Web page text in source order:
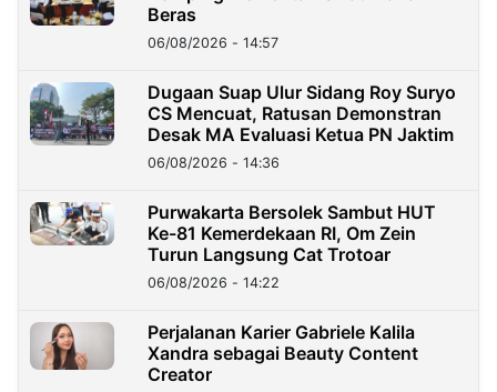
Beras
06/08/2026 - 14:57
Dugaan Suap Ulur Sidang Roy Suryo
CS Mencuat, Ratusan Demonstran
Desak MA Evaluasi Ketua PN Jaktim
06/08/2026 - 14:36
Purwakarta Bersolek Sambut HUT
Ke-81 Kemerdekaan RI, Om Zein
Turun Langsung Cat Trotoar
06/08/2026 - 14:22
Perjalanan Karier Gabriele Kalila
Xandra sebagai Beauty Content
Creator